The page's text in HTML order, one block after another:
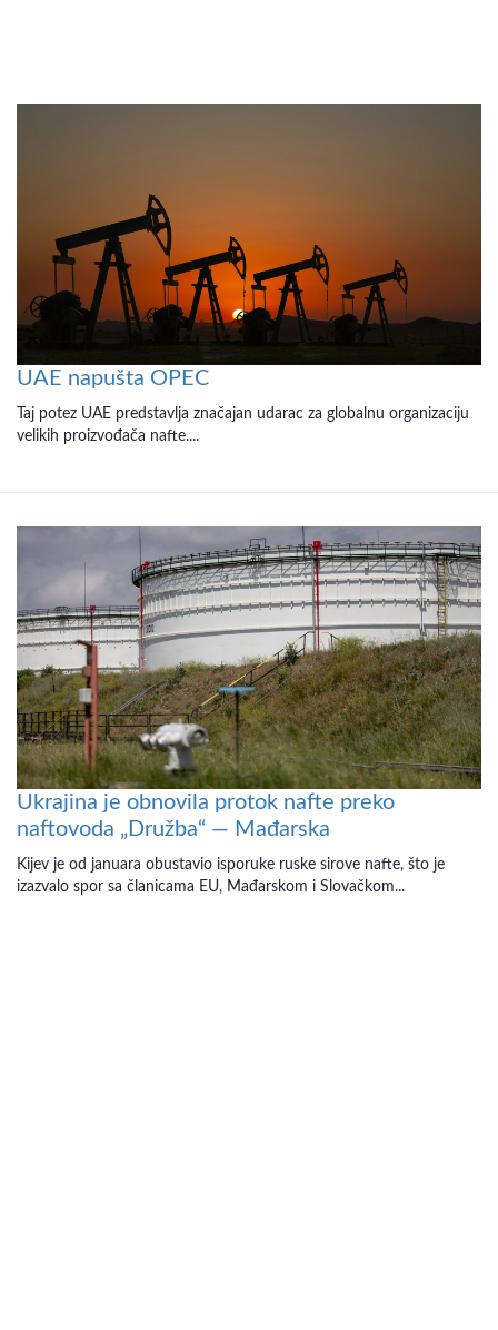
UAE napušta OPEC
Taj potez UAE predstavlja značajan udarac za globalnu organizaciju
velikih proizvođača nafte....
Ukrajina je obnovila protok nafte preko
naftovoda „Družba“ — Mađarska
Kijev je od januara obustavio isporuke ruske sirove nafte, što je
izazvalo spor sa članicama EU, Mađarskom i Slovačkom...